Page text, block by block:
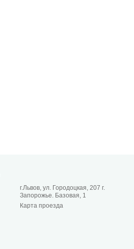
г.Львов, ул. Городоцкая, 207 г.
Запорожье. Базовая, 1
Карта проезда